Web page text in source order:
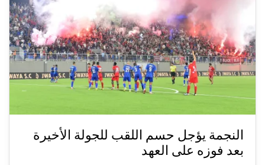
النجمة يؤجل حسم اللقب للجولة الأخيرة
بعد فوزه على العهد